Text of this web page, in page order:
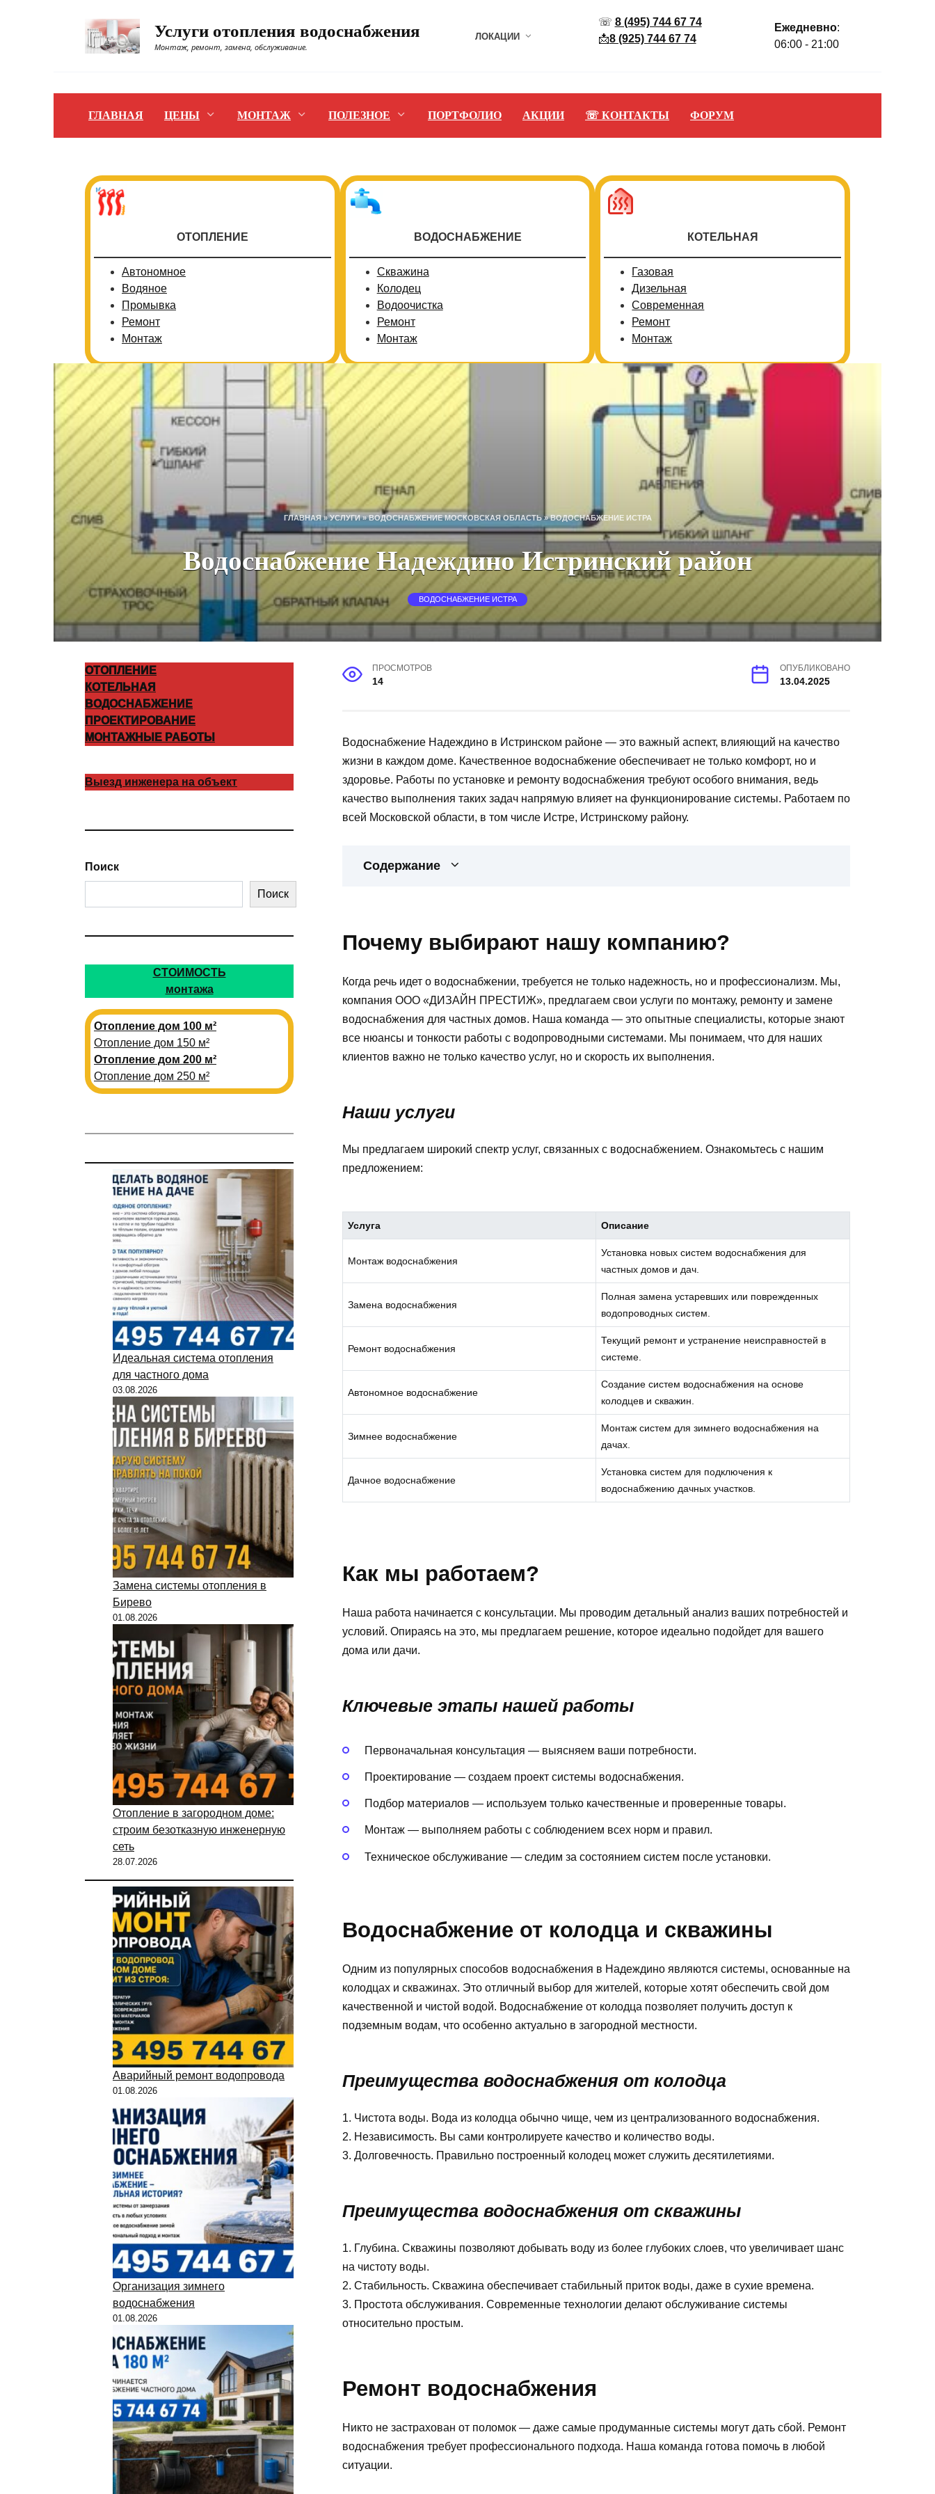
Услуги отопления водоснабжения
Монтаж, ремонт, замена, обслуживание.
ЛОКАЦИИ
☏ 8 (495) 744 67 74
📩8 (925) 744 67 74
Ежедневно:
06:00 - 21:00
ГЛАВНАЯ ЦЕНЫ МОНТАЖ ПОЛЕЗНОЕ ПОРТФОЛИО АКЦИИ ☏ КОНТАКТЫ ФОРУМ
ОТОПЛЕНИЕ
Автономное
Водяное
Промывка
Ремонт
Монтаж
ВОДОСНАБЖЕНИЕ
Скважина
Колодец
Водоочистка
Ремонт
Монтаж
КОТЕЛЬНАЯ
Газовая
Дизельная
Современная
Ремонт
Монтаж
ГЛАВНАЯ»УСЛУГИ»ВОДОСНАБЖЕНИЕ МОСКОВСКАЯ ОБЛАСТЬ»ВОДОСНАБЖЕНИЕ ИСТРА
Водоснабжение Надеждино Истринский район
ВОДОСНАБЖЕНИЕ ИСТРА
ПРОСМОТРОВ
14
ОПУБЛИКОВАНО
13.04.2025
Водоснабжение Надеждино в Истринском районе — это важный аспект, влияющий на качество
жизни в каждом доме. Качественное водоснабжение обеспечивает не только комфорт, но и
здоровье. Работы по установке и ремонту водоснабжения требуют особого внимания, ведь
качество выполнения таких задач напрямую влияет на функционирование системы. Работаем по
всей Московской области, в том числе Истре, Истринскому району.
Содержание
Почему выбирают нашу компанию?
Когда речь идет о водоснабжении, требуется не только надежность, но и профессионализм. Мы,
компания ООО «ДИЗАЙН ПРЕСТИЖ», предлагаем свои услуги по монтажу, ремонту и замене
водоснабжения для частных домов. Наша команда — это опытные специалисты, которые знают
все нюансы и тонкости работы с водопроводными системами. Мы понимаем, что для наших
клиентов важно не только качество услуг, но и скорость их выполнения.
Наши услуги
Мы предлагаем широкий спектр услуг, связанных с водоснабжением. Ознакомьтесь с нашим
предложением:
Услуга Описание
Монтаж водоснабжения
Установка новых систем водоснабжения для
частных домов и дач.
Замена водоснабжения
Полная замена устаревших или поврежденных
водопроводных систем.
Ремонт водоснабжения
Текущий ремонт и устранение неисправностей в
системе.
Автономное водоснабжение
Создание систем водоснабжения на основе
колодцев и скважин.
Зимнее водоснабжение
Монтаж систем для зимнего водоснабжения на
дачах.
Дачное водоснабжение
Установка систем для подключения к
водоснабжению дачных участков.
Как мы работаем?
Наша работа начинается с консультации. Мы проводим детальный анализ ваших потребностей и
условий. Опираясь на это, мы предлагаем решение, которое идеально подойдет для вашего
дома или дачи.
Ключевые этапы нашей работы
Первоначальная консультация — выясняем ваши потребности.
Проектирование — создаем проект системы водоснабжения.
Подбор материалов — используем только качественные и проверенные товары.
Монтаж — выполняем работы с соблюдением всех норм и правил.
Техническое обслуживание — следим за состоянием систем после установки.
Водоснабжение от колодца и скважины
Одним из популярных способов водоснабжения в Надеждино являются системы, основанные на
колодцах и скважинах. Это отличный выбор для жителей, которые хотят обеспечить свой дом
качественной и чистой водой. Водоснабжение от колодца позволяет получить доступ к
подземным водам, что особенно актуально в загородной местности.
Преимущества водоснабжения от колодца
1. Чистота воды. Вода из колодца обычно чище, чем из централизованного водоснабжения.
2. Независимость. Вы сами контролируете качество и количество воды.
3. Долговечность. Правильно построенный колодец может служить десятилетиями.
Преимущества водоснабжения от скважины
1. Глубина. Скважины позволяют добывать воду из более глубоких слоев, что увеличивает шанс
на чистоту воды.
2. Стабильность. Скважина обеспечивает стабильный приток воды, даже в сухие времена.
3. Простота обслуживания. Современные технологии делают обслуживание системы
относительно простым.
Ремонт водоснабжения
Никто не застрахован от поломок — даже самые продуманные системы могут дать сбой. Ремонт
водоснабжения требует профессионального подхода. Наша команда готова помочь в любой
ситуации.
ОТОПЛЕНИЕ
КОТЕЛЬНАЯ
ВОДОСНАБЖЕНИЕ
ПРОЕКТИРОВАНИЕ
МОНТАЖНЫЕ РАБОТЫ
Выезд инженера на объект
Поиск
Поиск
СТОИМОСТЬ
монтажа
Отопление дом 100 м²
Отопление дом 150 м²
Отопление дом 200 м²
Отопление дом 250 м²
Идеальная система отопления
для частного дома
03.08.2026
Замена системы отопления в
Бирево
01.08.2026
Отопление в загородном доме:
строим безотказную инженерную
сеть
28.07.2026
Аварийный ремонт водопровода
01.08.2026
Организация зимнего
водоснабжения
01.08.2026